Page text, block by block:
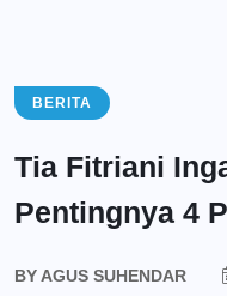
BERITA
Tia Fitriani
Pentingnya 4
BYAGUS SUHENDAR